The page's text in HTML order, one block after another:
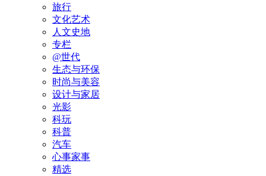
旅行
文化艺术
人文史地
专栏
@世代
生态与环保
时尚与美容
设计与家居
光影
科玩
科普
汽车
心事家事
精选